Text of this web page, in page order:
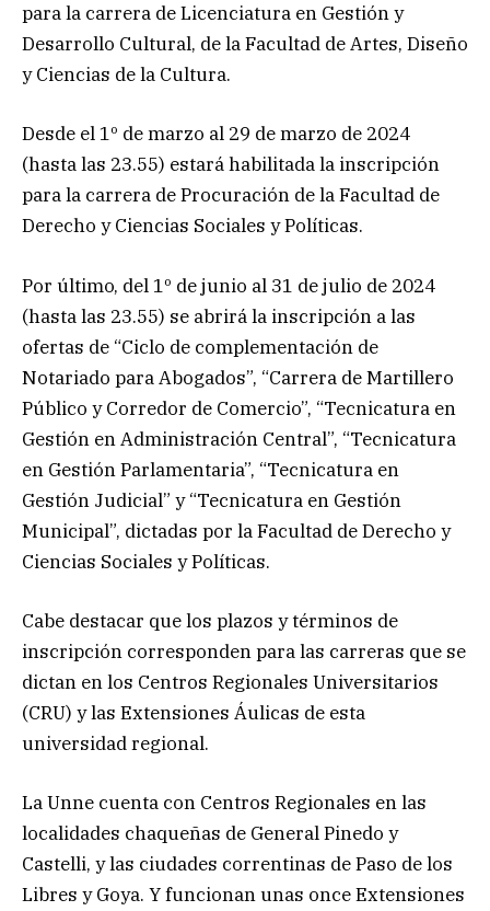
para la carrera de Licenciatura en Gestión y
Desarrollo Cultural, de la Facultad de Artes, Diseño
y Ciencias de la Cultura.
Desde el 1º de marzo al 29 de marzo de 2024
(hasta las 23.55) estará habilitada la inscripción
para la carrera de Procuración de la Facultad de
Derecho y Ciencias Sociales y Políticas.
Por último, del 1º de junio al 31 de julio de 2024
(hasta las 23.55) se abrirá la inscripción a las
ofertas de “Ciclo de complementación de
Notariado para Abogados”, “Carrera de Martillero
Público y Corredor de Comercio”, “Tecnicatura en
Gestión en Administración Central”, “Tecnicatura
en Gestión Parlamentaria”, “Tecnicatura en
Gestión Judicial” y “Tecnicatura en Gestión
Municipal”, dictadas por la Facultad de Derecho y
Ciencias Sociales y Políticas.
Cabe destacar que los plazos y términos de
inscripción corresponden para las carreras que se
dictan en los Centros Regionales Universitarios
(CRU) y las Extensiones Áulicas de esta
universidad regional.
La Unne cuenta con Centros Regionales en las
localidades chaqueñas de General Pinedo y
Castelli, y las ciudades correntinas de Paso de los
Libres y Goya. Y funcionan unas once Extensiones